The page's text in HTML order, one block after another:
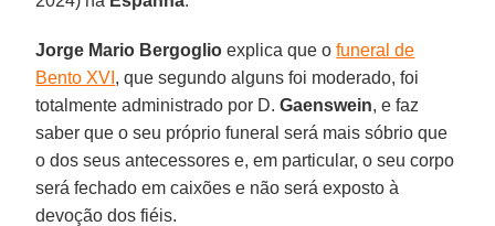
Jorge Mario Bergoglio explica que ofuneral de
Bento XVI , que segundo alguns foi moderado, foi
totalmente administrado por D.Gaenswein, e faz
saber que o seu próprio funeral será mais sóbrio que
o dos seus antecessores e, em particular, o seu corpo
será fechado em caixões e não será exposto à
devoção dos fiéis.